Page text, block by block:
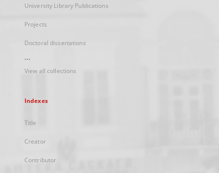
University Library Publications
Projects
Doctoral dissertations
...
View all collections
Indexes
Title
Creator
Contributor